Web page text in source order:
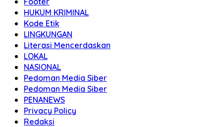
HUKUM KRIMINAL
Kode Etik
LINGKUNGAN
Literasi Mencerdaskan
LOKAL
NASIONAL
Pedoman Media Siber
Pedoman Media Siber
PENANEWS
Privacy Policy
Redaksi